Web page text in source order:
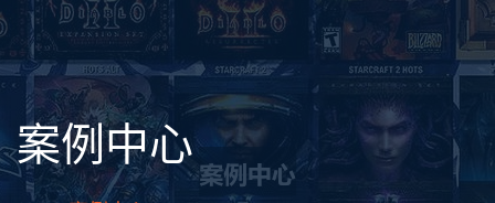
案例中心